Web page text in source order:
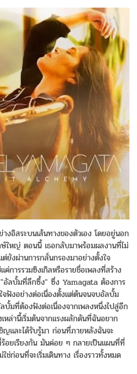
างอิสระบนเส้นทางของตัวเอง โดยอยู่นอก
ษ์ใหญ่ ตอนนี้ เธอกลับมาพร้อมผลงานที่ไม่
งผ่านการกลั่นกรองมาอย่างตั้งใจ
ค่การรวมซิงเกิลหรือรายชื่อเพลงที่สร้าง
อัลบั้มที่ลึกซึ้ง" ซึ่ง Yamagata ต้องการ
ฟังอย่างต่อเนื่องตั้งแต่ต้นจนจบอัลบั้ม
บั้มที่ต้องฟังต่อเนื่องจากเพลงหนึ่งไปสู่อีก
หล่านี้เริ่มต้นจากแรงผลักดันที่ฉันอยาก
ญและได้รับรู้มา ก่อนที่ภายหลังฉันจะ
ร้อยเรียงกัน มันค่อย ๆ กลายเป็นแผนที่ที่
ช่ก่อนที่จะเริ่มเดินทาง เรื่องราวทั้งหมด